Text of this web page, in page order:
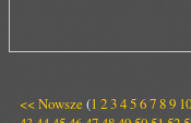
<< Nowsze (1 23456789 10